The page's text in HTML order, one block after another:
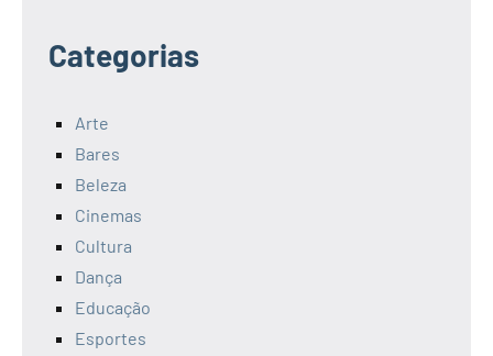
Categorias
Arte
Bares
Beleza
Cinemas
Cultura
Dança
Educação
Esportes